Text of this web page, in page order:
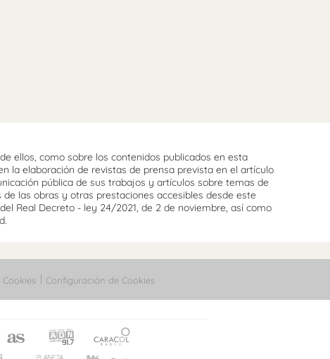
ellos, como sobre los contenidos publicados en esta
la elaboración de revistas de prensa prevista en el artículo
pública de sus trabajos y artículos sobre temas de
las obras y otras prestaciones accesibles desde este
Real Decreto - ley 24/2021, de 2 de noviembre, así como
Configuración de Cookies